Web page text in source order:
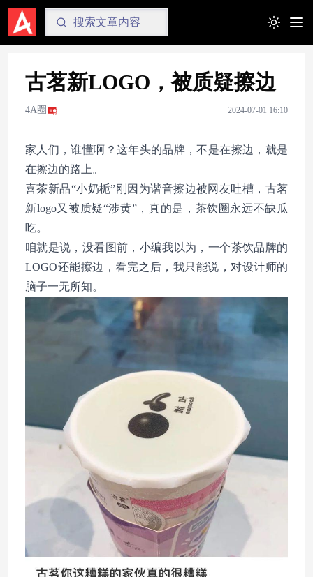
Toggle
古茗新LOGO，被质疑擦边
4A圈 2024-07-01 16:10
家人们，谁懂啊？这年头的品牌，不是在擦边，就是
在擦边的路上。
喜茶新品“小奶栀”刚因为谐音擦边被网友吐槽，古茗
新logo又被质疑“涉黄”，真的是，茶饮圈永远不缺瓜
吃。
咱就是说，没看图前，小编我以为，一个茶饮品牌的
LOGO还能擦边，看完之后，我只能说，对设计师的
脑子一无所知。